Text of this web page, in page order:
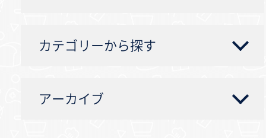
カテゴリーから探す
アーカイブ